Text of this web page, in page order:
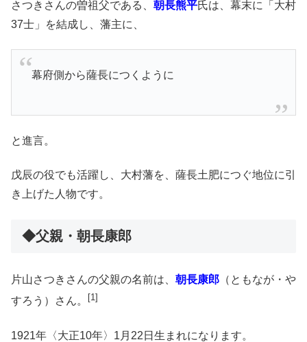
さつきさんの曽祖父である、 朝長熊平氏は、幕末に「大村
37士」を結成し、藩主に、
幕府側から薩長につくように
と進言。
戊辰の役でも活躍し、大村藩を、薩長土肥につぐ地位に引
き上げた人物です。
◆父親・朝長康郎
片山さつきさんの父親の名前は、 朝長康郎 （ともなが・や
すろう）さん。
[1]
1921年〈大正10年〉1月22日生まれになります。